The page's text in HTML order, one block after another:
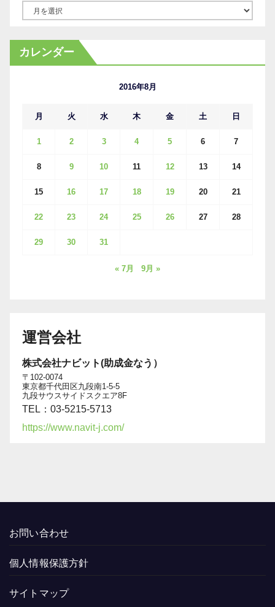
カ
イ
カレンダー
2016年8月
月 火 水 木 金 土 日
1 2 3 4 5 6 7
8 9 10 11 12 13 14
15 16 17 18 19 20 21
22 23 24 25 26 27 28
29 30 31
« 7月 9月 »
運営会社
株式会社ナビット(助成金なう）
〒102-0074
東京都千代田区九段南1-5-5
九段サウスサイドスクエア8F
TEL：03-5215-5713
https://www.navit-j.com/
お問い合わせ
個人情報保護方針
サイトマップ